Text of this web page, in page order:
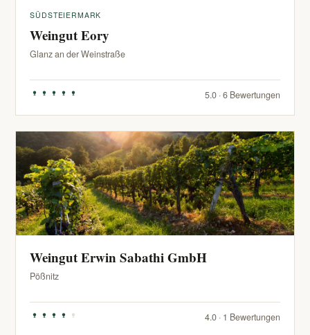
SÜDSTEIERMARK
Weingut Eory
Glanz an der Weinstraße
5.0 · 6 Bewertungen
Weingut Erwin Sabathi GmbH
Pößnitz
4.0 · 1 Bewertungen